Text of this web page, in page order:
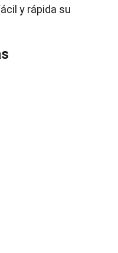
y rápida su